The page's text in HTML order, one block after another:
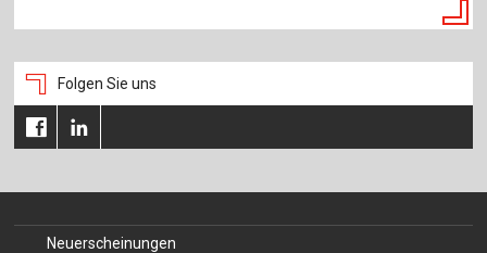
Folgen Sie uns
Neuerscheinungen